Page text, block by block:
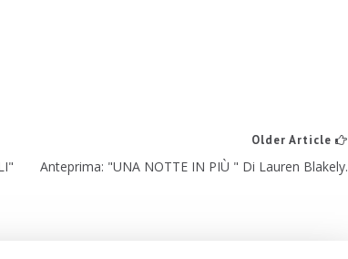
Older Article
Anteprima: "UNA NOTTE IN PIÙ " Di Lauren Blakely.